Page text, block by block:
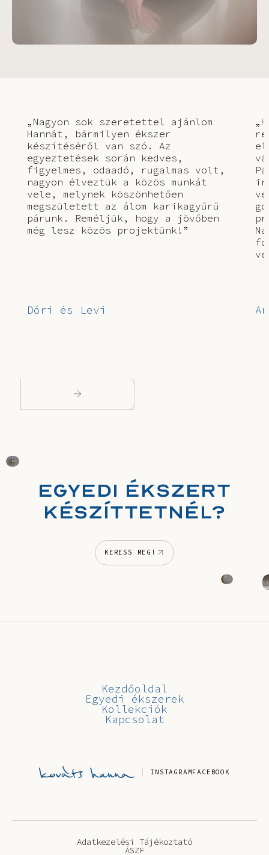
„Nagyon sok szeretettel ajánlom
Hannát, bármilyen ékszer
készítéséről van szó. Az
egyeztetések során kedves,
figyelmes, odaadó, rugalmas volt,
nagyon élveztük a közös munkát
vele, melynek köszönhetően
megszületett az álom karikagyűrű
párunk. Reméljük, hogy a jövőben
még lesz közös projektünk!”
Dóri és Levi
EGYEDI ÉKSZERT
KÉSZÍTTETNÉL?
KERESS MEG!
INSTAGRAMFACEBOOK
Kezdőoldal
Egyedi ékszerek
Kollekciók
Kapcsolat
Adatkezelési Tájékoztató
ÁSZF